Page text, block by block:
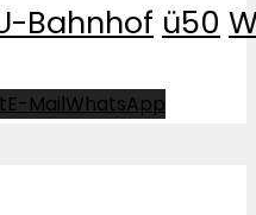
Bahnhof ü50
E-MailWhatsApp